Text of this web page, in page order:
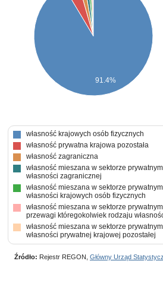
91.4%
własność krajowych osób fizycznych
własność prywatna krajowa pozostała
własność zagraniczna
własność mieszana w sektorze
własności zagranicznej
własność mieszana w sektorze
własności krajowych osób fizycznych
własność mieszana w sektorze
przewagi któregokolwiek rodzaju
własność mieszana w sektorze
własności prywatnej krajowej pozostałej
Źródło: Rejestr REGON, Główny Urząd